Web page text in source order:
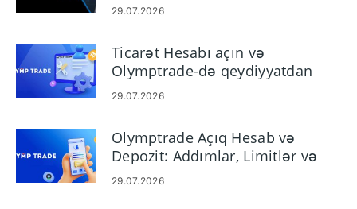
29.07.2026
Ticarət Hesabı açın və
Olymptrade-də qeydiyyatdan
keçin
29.07.2026
Olymptrade Açıq Hesab və
Depozit: Addımlar, Limitlər və
Metodlar
29.07.2026